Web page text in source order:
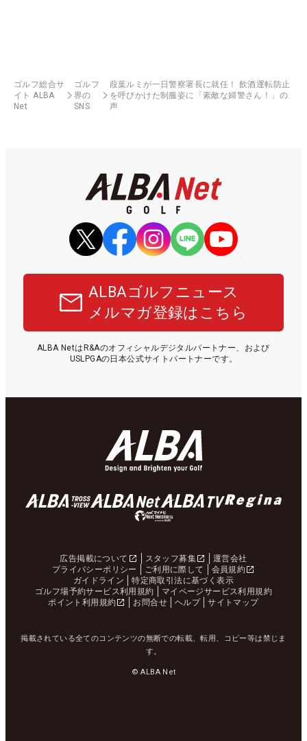
ゴルフ総合サ
イト ALBA
Net
ゴルフ
界の
SNS
葭葉ルミが一日警察署長に就任！ 飲酒運転防止
を呼びかけた制服姿に「素敵な婦警さん！」の
声
ALBAゴルフニュース
メルマガ登録はこちら
ALBA NetはR&Aのオフィシャルデジタルパートナー、および
USLPGAの日本公式サイトパートナーです。
広告掲載について スタッフ募集
運営会社
プライバシーポリシー
ご利用に際して
会員規約
ガイドライン
特定商取引法に基づく表示
ゴルフ場予約サービス利用規約
マイページサービス利用規約
ポイント利用規約
お問合せ ヘルプ サイトマップ
掲載されている全てのコンテンツの無断での転載、転用、コピー等は禁じま
す。
© ALBA Net